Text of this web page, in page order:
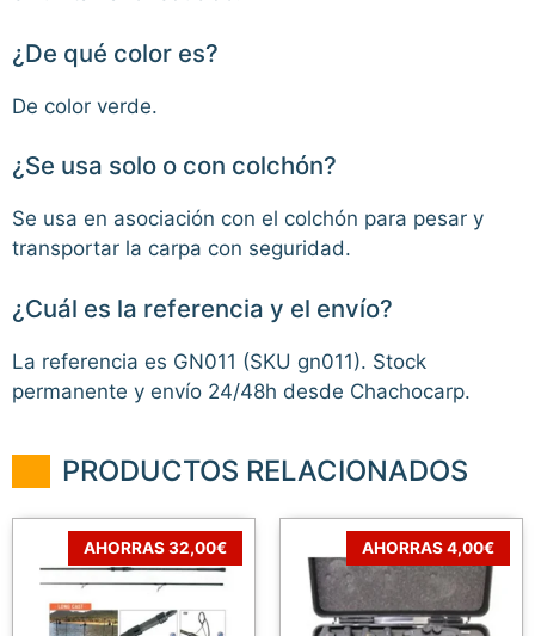
¿De qué color es?
De color verde.
¿Se usa solo o con colchón?
Se usa en asociación con el colchón para pesar y
transportar la carpa con seguridad.
¿Cuál es la referencia y el envío?
La referencia es GN011 (SKU gn011). Stock
permanente y envío 24/48h desde Chachocarp.
PRODUCTOS RELACIONADOS
AHORRAS 32,00€ AHORRAS 4,00€